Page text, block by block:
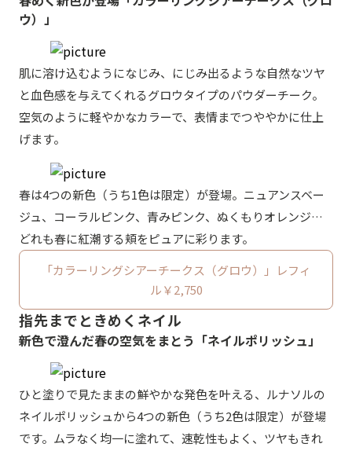
ウ）」
肌に溶け込むようになじみ、にじみ出るような自然なツヤ
と血色感を与えてくれるグロウタイプのパウダーチーク。
空気のように軽やかなカラーで、表情までつややかに仕上
げます。
春は4つの新色（うち1色は限定）が登場。ニュアンスベー
ジュ、コーラルピンク、青みピンク、ぬくもりオレンジ…
どれも春に紅潮する頬をピュアに彩ります。
「カラーリングシアーチークス（グロウ）」レフィ
ル￥2,750
指先までときめくネイル
新色で澄んだ春の空気をまとう「ネイルポリッシュ」
ひと塗りで見たままの鮮やかな発色を叶える、ルナソルの
ネイルポリッシュから4つの新色（うち2色は限定）が登場
です。ムラなく均一に塗れて、速乾性もよく、ツヤもきれ